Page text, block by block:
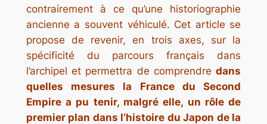
contrairement à ce qu’une historiographie
ancienne a souvent véhiculé. Cet article se
propose de revenir, en trois axes, sur la
spécificité du parcours français dans
l’archipel et permettra de comprendredans
quelles mesures la France du Second
Empire a pu tenir, malgré elle, un rôle de
premier plan dans l’histoire du Japon de la